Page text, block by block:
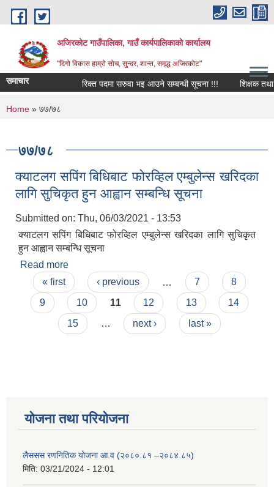
Skip to main content
अजिरकोट गाउँपालिका, गाउँ कार्यपालिकाको कार्यालय
"दिगो विकास हाम्रो सोच, सुन्दर, शान्त, समृद्ध अजिरकोट"
समाचार रिक्त पदमा सरुवा भइ आउने सम्बन्धी सूचना !!! शिक्षक तथा
You are here
Home » ७७/७८
७७/७८
क्याटलग सपिंग बिधिबाट फोरव्हिल एम्बुलेन्स खरिदका
लागि सुचिकृत हुन आह्वान सम्बन्धि सूचना
Submitted on: Thu, 06/03/2021 - 13:53
क्याटलग सपिंग बिधिबाट फोरव्हिल एम्बुलेन्स खरिदका लागि सुचिकृत
हुन आह्वान सम्बन्धि सूचना
Read more
लागि सुचिकृत हुन आह्वान सम्बन्धि सूचना
Pages
« first ‹ previous 7
8
9
10 11 12 13
14
15
… next › last »
योजना तथा परियोजना
लैससस रणनितिक योजना आ.व (२०८०.८१ –२०८४.८५)
मिति: 03/21/2024 - 12:01